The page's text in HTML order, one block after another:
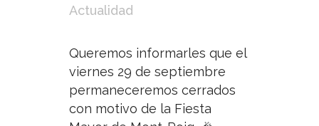
Actualidad
Queremos informarles que el
viernes 29 de septiembre
permaneceremos cerrados
con motivo de la Fiesta